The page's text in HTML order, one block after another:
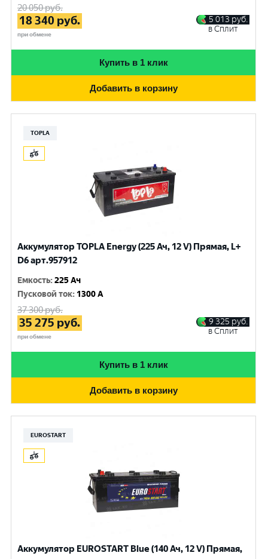
20 050руб.
18 340 руб.
при обмене
5 013 руб.
в Сплит
Купить в 1 клик
Добавить в корзину
TOPLA
Аккумулятор TOPLA Energy (225 Ач, 12 V) Прямая, L+
D6 арт.957912
Емкость:225 Ач
Пусковой ток: 1300 A
37 300руб.
35 275 руб.
при обмене
9 325 руб.
в Сплит
Купить в 1 клик
Добавить в корзину
EUROSTART
Аккумулятор EUROSTART Blue (140 Ач, 12 V) Прямая,